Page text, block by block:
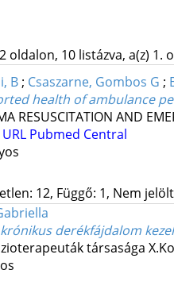
oldalon, 10 listázva, a(z) 1.
B; Csaszarne, Gombos G ;
health of ambulance
RESUSCITATION AND
Pubmed Central
12, Függő: 1, Nem
derékfájdalom
társasága